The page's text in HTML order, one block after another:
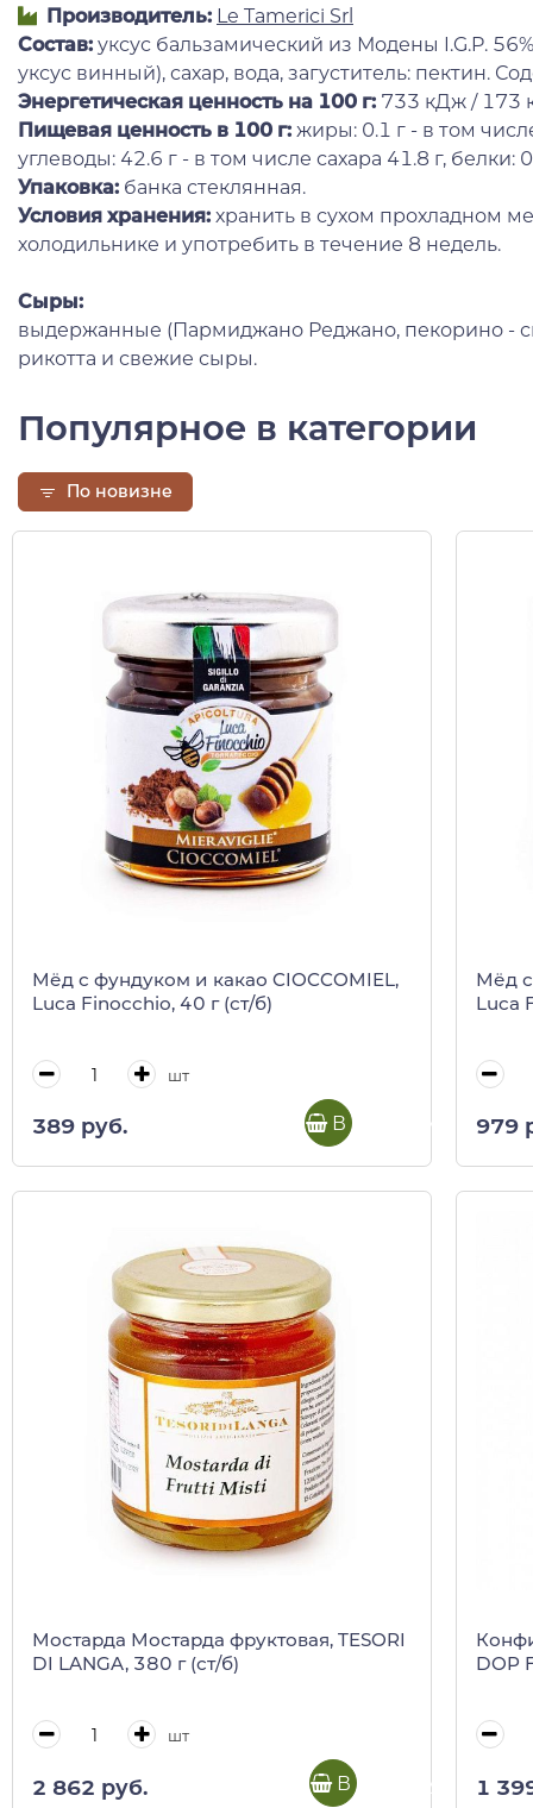
Производитель: Le Tamerici Srl
Состав: уксус бальзамический из Модены I.G.P.
уксус винный), сахар, вода, загуститель: пектин.
Энергетическая ценность на 100 г: 733 кДж / 173
Пищевая ценность в 100 г: жиры: 0.1 г - в том
углеводы: 42.6 г - в том числе сахара 41.8 г, белки:
Упаковка: банка стеклянная.
Условия хранения: хранить в сухом прохладном
холодильнике и употребить в течение 8 недель.
Сыры:
выдержанные (Пармиджано Реджано, пекорино -
рикотта и свежие сыры.
Популярное в категории
По новизне
Мёд с фундуком и какао CIOCCOMIEL,
Luca Finocchio, 40 г (ст/б)
шт
389 руб. В корзину
Мёд с
Luca
979
Мостарда Мостарда фруктовая, TESORI
DI LANGA, 380 г (ст/б)
шт
2 862 руб. В корзину
DOP
1